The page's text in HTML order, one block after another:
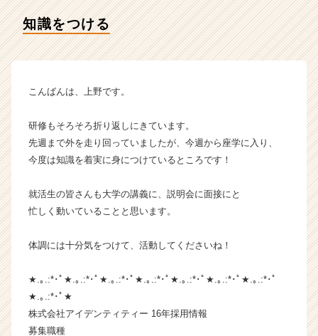
ム
イ
ベ
ン
チ
ー・
成
業
ら
カ
知識をつける
こんばんは、上野です。
研修もそろそろ折り返しにきています。
先週まで外を走り回っていましたが、今週から座学に入り、
今度は知識を着実に身につけているところです！
就活生の皆さんも大学の講義に、説明会に面接にと
忙しく動いていることと思います。
体調には十分気をつけて、活動してくださいね！
★.｡.:*･ﾟ★.｡.:*･ﾟ★.｡.:*･ﾟ★.｡.:*･ﾟ★.｡.:*･ﾟ★.｡.:*･ﾟ★.｡.:*･ﾟ
★.｡.:*･ﾟ★
株式会社アイデンティティー 16年採用情報
募集職種